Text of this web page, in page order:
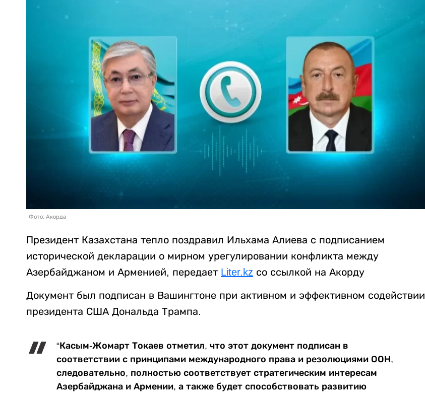
Фото: Акорда
Президент Казахстана тепло поздравил Ильхама Алиева с подписанием
исторической декларации о мирном урегулировании конфликта между
Азербайджаном и Арменией, передает Liter.kz со ссылкой на Акорду
Документ был подписан в Вашингтоне при активном и эффективном содействии
президента США Дональда Трампа.
“Касым-Жомарт Токаев отметил, что этот документ подписан в
соответствии с принципами международного права и резолюциями ООН,
следовательно, полностью соответствует стратегическим интересам
Азербайджана и Армении, а также будет способствовать развитию